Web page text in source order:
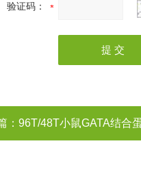
验证码：
： 96T/48T小鼠GATA结合蛋